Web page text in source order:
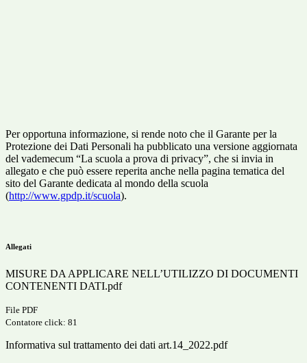
Per opportuna informazione, si rende noto che il Garante per la
Protezione dei Dati Personali ha pubblicato una versione aggiornata
del vademecum “La scuola a prova di privacy”, che si invia in
allegato e che può essere reperita anche nella pagina tematica del
sito del Garante dedicata al mondo della scuola
(http://www.gpdp.it/scuola).
Allegati
MISURE DA APPLICARE NELL’UTILIZZO DI DOCUMENTI
CONTENENTI DATI.pdf
File PDF
Contatore click: 81
Informativa sul trattamento dei dati art.14_2022.pdf